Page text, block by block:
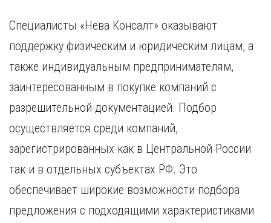
Специалисты «Нева Консалт» оказывают
поддержку физическим и юридическим лицам, а
также индивидуальным предпринимателям,
заинтересованным в покупке компаний с
разрешительной документацией. Подбор
осуществляется среди компаний,
зарегистрированных как в Центральной России
так и в отдельных субъектах РФ. Это
обеспечивает широкие возможности подбора
предложения с подходящими характеристиками